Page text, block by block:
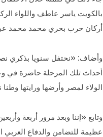
بالكويت ياسر عاطف واللواء
أركان حرب بحري محمد محمد
وأضاف: «نحتفل سنويا بذكري
أحداث تلك المرحلة حاضرة في
الولاء لمصر وأرضها ورايتها
وتابع «إننا وبعد مرور أربعة
عظيمة للتضامن والدفاع العربي